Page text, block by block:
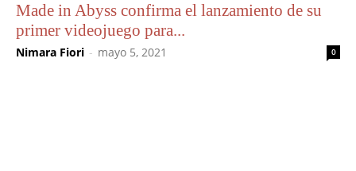
Made in Abyss confirma el lanzamiento de su
primer videojuego para...
Nimara Fiori - mayo 5, 2021 0